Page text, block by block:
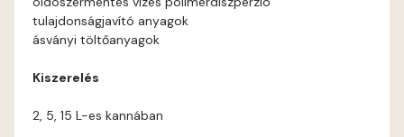
tulajdonságjavító anyagok
ásványi töltőanyagok
Kiszerelés
2, 5, 15 L-es kannában